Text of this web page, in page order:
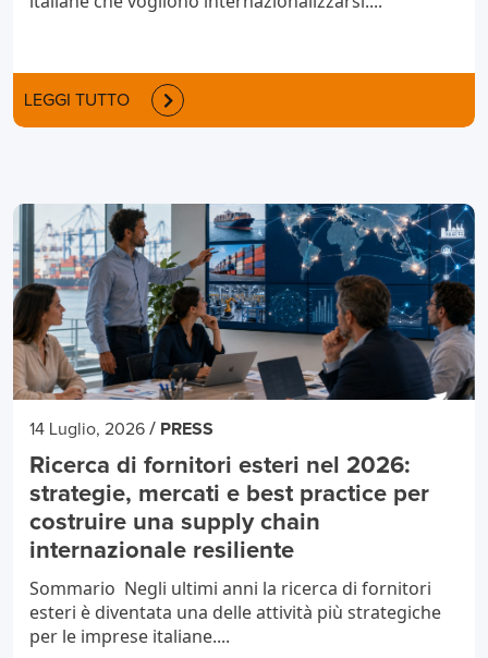
LEGGI TUTTO
14 Luglio, 2026 / PRESS
Ricerca di fornitori esteri nel 2026:
strategie, mercati e best practice per
costruire una supply chain
internazionale resiliente
Sommario Negli ultimi anni la ricerca di fornitori
esteri è diventata una delle attività più strategiche
per le imprese italiane....